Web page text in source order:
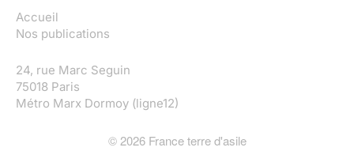
Accueil
Nos publications
24, rue Marc Seguin
75018 Paris
Métro Marx Dormoy (ligne12)
©2026France terre d'asile